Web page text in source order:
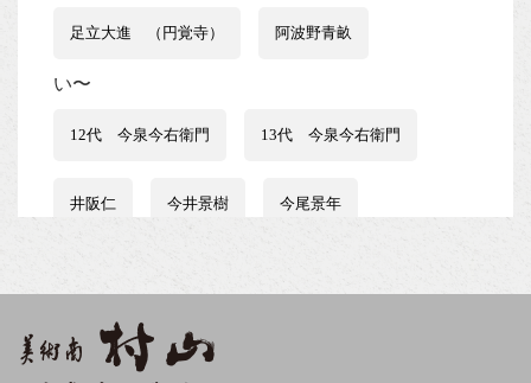
足立大進 （円覚寺） 阿波野青畝
い〜
12代 今泉今右衛門 13代 今泉今右衛門
井阪仁 今井景樹 今尾景年
石田波郷 石黒宗麿